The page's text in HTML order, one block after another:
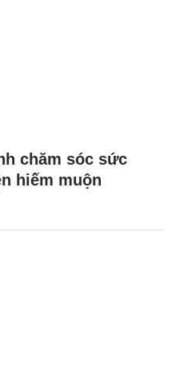
chăm sóc sức
hiếm muộn